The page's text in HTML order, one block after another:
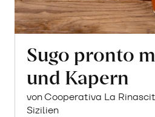
Sugo pronto
und Kapern
von Cooperativa La
Sizilien